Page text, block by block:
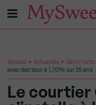
Accueil > Actualités > Dans l'actu
avec des taux à 1,70% sur 25 ans
Le courtier